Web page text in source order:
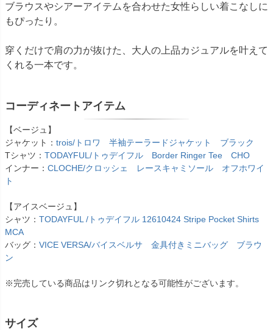
ブラウスやシアーアイテムを合わせた女性らしい着こなしに
もぴったり。
穿くだけで肩の力が抜けた、大人の上品カジュアルを叶えて
くれる一本です。
コーディネートアイテム
【ベージュ】
ジャケット： trois/トロワ 半袖テーラードジャケット ブラック
Tシャツ： TODAYFUL/トゥデイフル Border Ringer Tee CHO
インナー： CLOCHE/クロッシェ レースキャミソール オフホワイ
ト
【アイスベージュ】
シャツ： TODAYFUL /トゥデイフル 12610424 Stripe Pocket Shirts
MCA
バッグ： VICE VERSA/バイスベルサ 金具付きミニバッグ ブラウ
ン
※完売している商品はリンク切れとなる可能性がございます。
サイズ